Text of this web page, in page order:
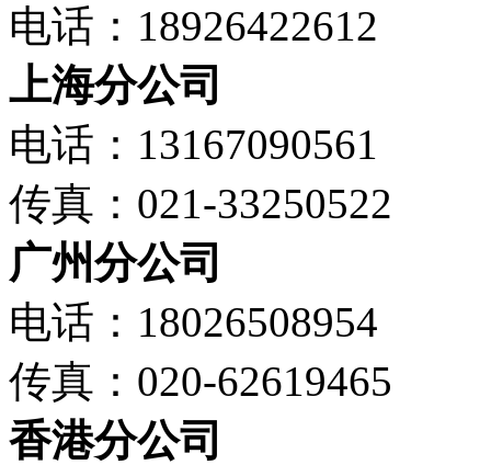
电话：18926422612
上海分公司
电话：13167090561
传真：021-33250522
广州分公司
电话：18026508954
传真：020-62619465
香港分公司